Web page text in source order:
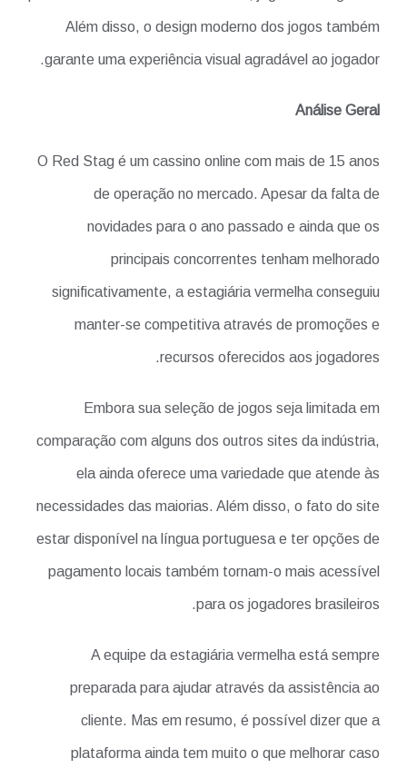
Além disso, o design moderno dos jogos também
garante uma experiência visual agradável ao jogador.
Análise Geral
O Red Stag é um cassino online com mais de 15 anos
de operação no mercado. Apesar da falta de
novidades para o ano passado e ainda que os
principais concorrentes tenham melhorado
significativamente, a estagiária vermelha conseguiu
manter-se competitiva através de promoções e
recursos oferecidos aos jogadores.
Embora sua seleção de jogos seja limitada em
comparação com alguns dos outros sites da indústria,
ela ainda oferece uma variedade que atende às
necessidades das maiorias. Além disso, o fato do site
estar disponível na língua portuguesa e ter opções de
pagamento locais também tornam-o mais acessível
para os jogadores brasileiros.
A equipe da estagiária vermelha está sempre
preparada para ajudar através da assistência ao
cliente. Mas em resumo, é possível dizer que a
plataforma ainda tem muito o que melhorar caso